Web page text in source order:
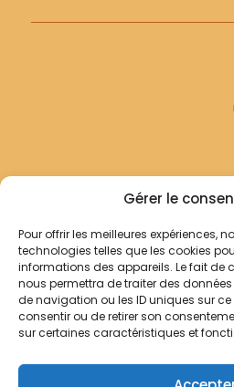
Gérer le
Pour offrir les meilleures expériences,
technologies telles que les cookies
informations des appareils. Le fait de
nous permettra de traiter des
de navigation ou les ID uniques sur ce
consentir ou de retirer son
sur certaines caractéristiques et
Archives
RECHERCHER
Comment chercher ?
Les archives
Notre démarche
Contact